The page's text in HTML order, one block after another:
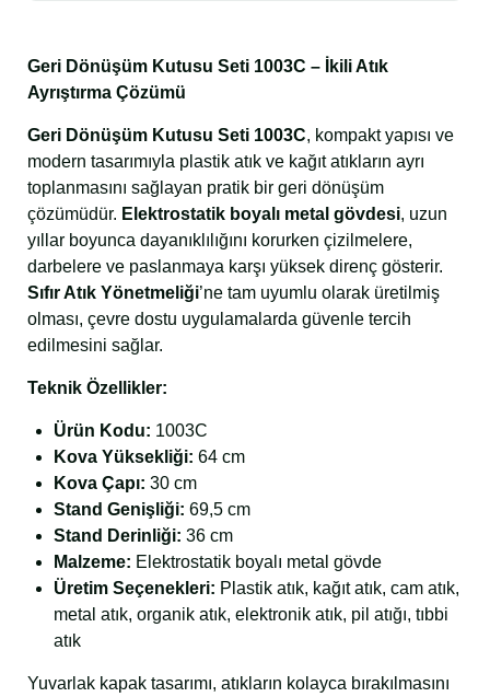
Geri Dönüşüm Kutusu Seti 1003C – İkili Atık
Ayrıştırma Çözümü
Geri Dönüşüm Kutusu Seti 1003C, kompakt yapısı ve
modern tasarımıyla plastik atık ve kağıt atıkların ayrı
toplanmasını sağlayan pratik bir geri dönüşüm
çözümüdür. Elektrostatik boyalı metal gövdesi, uzun
yıllar boyunca dayanıklılığını korurken çizilmelere,
darbelere ve paslanmaya karşı yüksek direnç gösterir.
Sıfır Atık Yönetmeliği’ne tam uyumlu olarak üretilmiş
olması, çevre dostu uygulamalarda güvenle tercih
edilmesini sağlar.
Teknik Özellikler:
Ürün Kodu: 1003C
Kova Yüksekliği: 64 cm
Kova Çapı: 30 cm
Stand Genişliği: 69,5 cm
Stand Derinliği: 36 cm
Malzeme: Elektrostatik boyalı metal gövde
Üretim Seçenekleri: Plastik atık, kağıt atık, cam atık,
metal atık, organik atık, elektronik atık, pil atığı, tıbbi
atık
Yuvarlak kapak tasarımı, atıkların kolayca bırakılmasını